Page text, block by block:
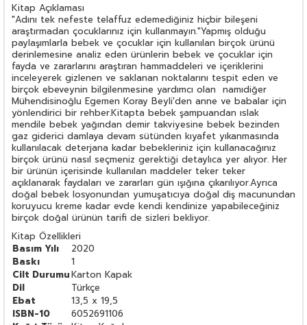
Kitap Açıklaması
"Adını tek nefeste telaffuz edemediğiniz hiçbir bileşeni
araştırmadan çocuklarınız için kullanmayın."Yapmış olduğu
paylaşımlarla bebek ve çocuklar için kullanılan birçok ürünü
derinlemesine analiz eden ürünlerin bebek ve çocuklar için
fayda ve zararlarını araştıran hammaddeleri ve içeriklerini
inceleyerek gizlenen ve saklanan noktalarını tespit eden ve
birçok ebeveynin bilgilenmesine yardımcı olan namıdiğer
Mühendisinoğlu Egemen Koray Beyli'den anne ve babalar için
yönlendirici bir rehber.Kitapta bebek şampuandan ıslak
mendile bebek yağından demir takviyesine bebek bezinden
gaz giderici damlaya devam sütünden kıyafet yıkanmasında
kullanılacak deterjana kadar bebekleriniz için kullanacağınız
birçok ürünü nasıl seçmeniz gerektiği detaylıca yer alıyor. Her
bir ürünün içerisinde kullanılan maddeler teker teker
açıklanarak faydaları ve zararları gün ışığına çıkarılıyor.Ayrıca
doğal bebek losyonundan yumuşatıcıya doğal diş macunundan
koruyucu kreme kadar evde kendi kendinize yapabileceğiniz
birçok doğal ürünün tarifi de sizleri bekliyor.
Kitap Özellikleri
Basım Yılı
2020
Baskı
1
Cilt DurumuKarton Kapak
Dil
Türkçe
Ebat
13,5 x 19,5
ISBN-10
6052691106